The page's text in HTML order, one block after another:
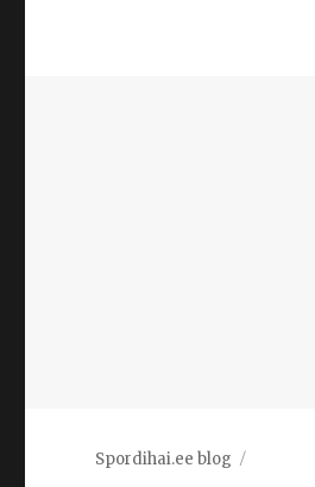
Spordihai.ee blog